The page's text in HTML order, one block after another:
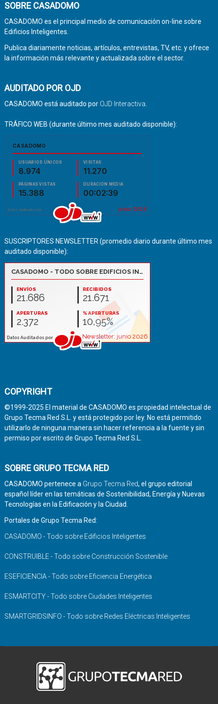
SOBRE CASADOMO
CASADOMO es el principal medio de comunicación on-line sobre
Edificios Inteligentes.
Publica diariamente noticias, artículos, entrevistas, TV, etc. y ofrece
la información más relevante y actualizada sobre el sector.
AUDITADO POR OJD
CASADOMO está auditado por OJD Interactiva
TRÁFICO WEB (durante último mes auditado disponible):
SUSCRIPTORES NEWSLETTER (promedio diario durante último mes
auditado disponible):
COPYRIGHT
©1999-2025 El material de CASADOMO es propiedad intelectual de
Grupo Tecma Red S.L. y está protegido por ley. No está permitido
utilizarlo de ninguna manera sin hacer referencia a la fuente y sin
permiso por escrito de Grupo Tecma Red S.L.
SOBRE GRUPO TECMA RED
CASADOMO pertenece a Grupo Tecma Red, el grupo editorial
español líder en las temáticas de Sostenibilidad, Energía y Nuevas
Tecnologías en la Edificación y la Ciudad.
Portales de Grupo Tecma Red:
CASADOMO - Todo sobre Edificios Inteligentes
CONSTRUIBLE - Todo sobre Construcción Sostenible
ESEFICIENCIA - Todo sobre Eficiencia Energética
ESMARTCITY - Todo sobre Ciudades Inteligentes
SMARTGRIDSINFO - Todo sobre Redes Eléctricas Inteligentes